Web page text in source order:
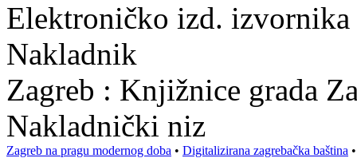
Elektroničko izd.
Nakladnik
Zagreb : Knjižnice grada
Nakladnički niz
Zagreb na pragu modernog doba • Digitalizirana zagrebačka baština